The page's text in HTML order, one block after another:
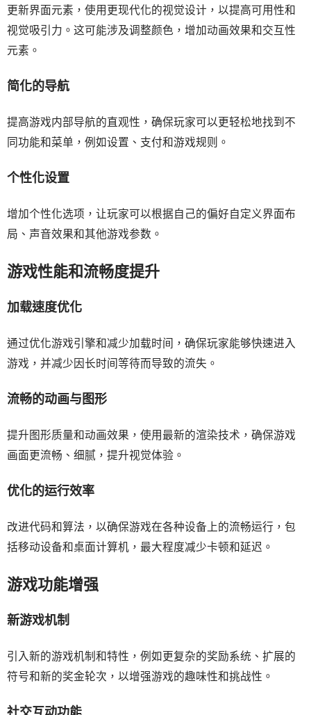
更新界面元素，使用更现代化的视觉设计，以提高可用性和
视觉吸引力。这可能涉及调整颜色，增加动画效果和交互性
元素。
简化的导航
提高游戏内部导航的直观性，确保玩家可以更轻松地找到不
同功能和菜单，例如设置、支付和游戏规则。
个性化设置
增加个性化选项，让玩家可以根据自己的偏好自定义界面布
局、声音效果和其他游戏参数。
游戏性能和流畅度提升
加载速度优化
通过优化游戏引擎和减少加载时间，确保玩家能够快速进入
游戏，并减少因长时间等待而导致的流失。
流畅的动画与图形
提升图形质量和动画效果，使用最新的渲染技术，确保游戏
画面更流畅、细腻，提升视觉体验。
优化的运行效率
改进代码和算法，以确保游戏在各种设备上的流畅运行，包
括移动设备和桌面计算机，最大程度减少卡顿和延迟。
游戏功能增强
新游戏机制
引入新的游戏机制和特性，例如更复杂的奖励系统、扩展的
符号和新的奖金轮次，以增强游戏的趣味性和挑战性。